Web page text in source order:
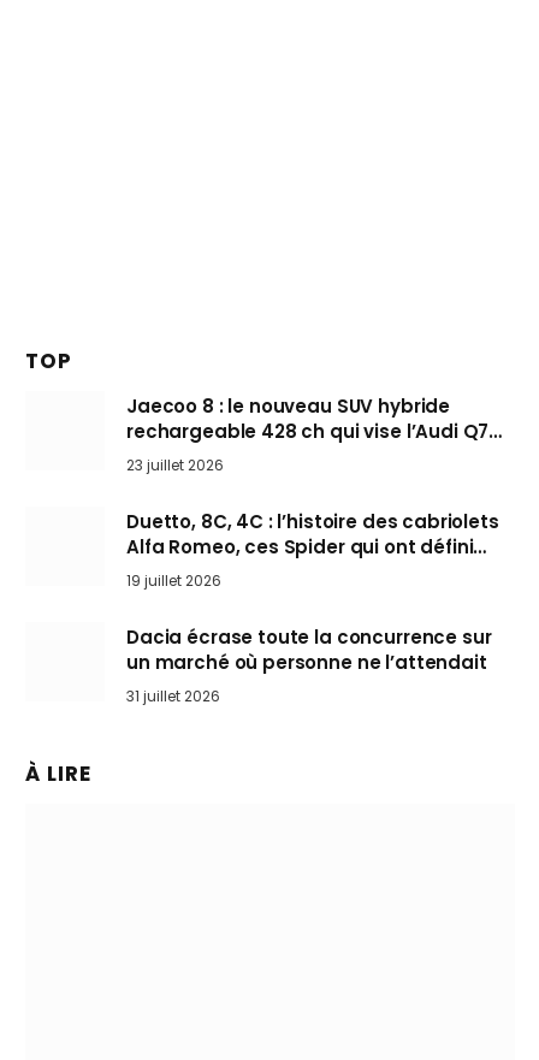
TOP
Jaecoo 8 : le nouveau SUV hybride
rechargeable 428 ch qui vise l’Audi Q7
arrive en Europe cet automne
23 juillet 2026
Duetto, 8C, 4C : l’histoire des cabriolets
Alfa Romeo, ces Spider qui ont défini
l’art de rouler cheveux au vent
19 juillet 2026
Dacia écrase toute la concurrence sur
un marché où personne ne l’attendait
31 juillet 2026
À LIRE